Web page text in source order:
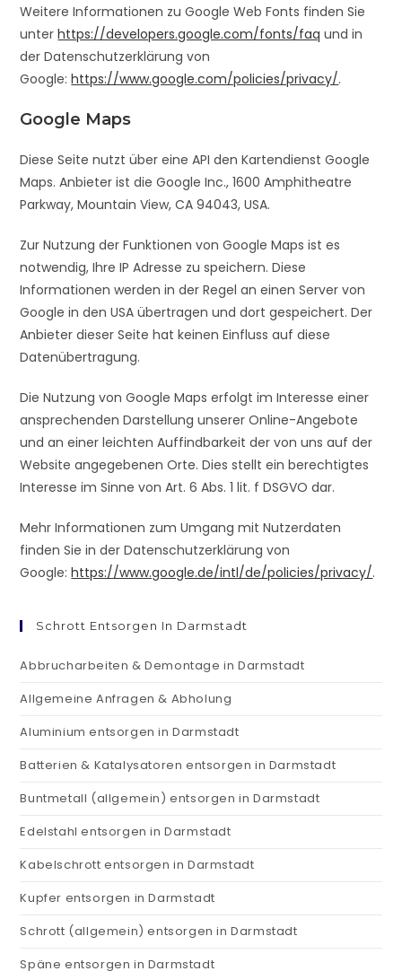
Weitere Informationen zu Google Web Fonts finden Sie
unterhttps://developers.google.com/fonts/faq und in
der Datenschutzerklärung von
Google:https://www.google.com/policies/privacy/.
Google Maps
Diese Seite nutzt über eine API den Kartendienst Google
Maps. Anbieter ist die Google Inc., 1600 Amphitheatre
Parkway, Mountain View, CA 94043, USA.
Zur Nutzung der Funktionen von Google Maps ist es
notwendig, Ihre IP Adresse zu speichern. Diese
Informationen werden in der Regel an einen Server von
Google in den USA übertragen und dort gespeichert. Der
Anbieter dieser Seite hat keinen Einfluss auf diese
Datenübertragung.
Die Nutzung von Google Maps erfolgt im Interesse einer
ansprechenden Darstellung unserer Online-Angebote
und an einer leichten Auffindbarkeit der von uns auf der
Website angegebenen Orte. Dies stellt ein berechtigtes
Interesse im Sinne von Art. 6 Abs. 1 lit. f DSGVO dar.
Mehr Informationen zum Umgang mit Nutzerdaten
finden Sie in der Datenschutzerklärung von
Google:https://www.google.de/intl/de/policies/privacy/.
Schrott Entsorgen In Darmstadt
Abbrucharbeiten & Demontage in Darmstadt
Allgemeine Anfragen & Abholung
Aluminium entsorgen in Darmstadt
Batterien & Katalysatoren entsorgen in Darmstadt
Buntmetall (allgemein) entsorgen in Darmstadt
Edelstahl entsorgen in Darmstadt
Kabelschrott entsorgen in Darmstadt
Kupfer entsorgen in Darmstadt
Schrott (allgemein) entsorgen in Darmstadt
Späne entsorgen in Darmstadt